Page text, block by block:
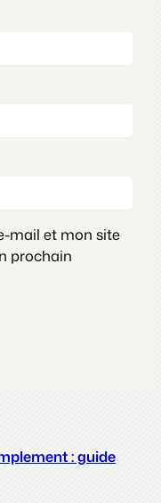
mail et mon site
prochain
: guide